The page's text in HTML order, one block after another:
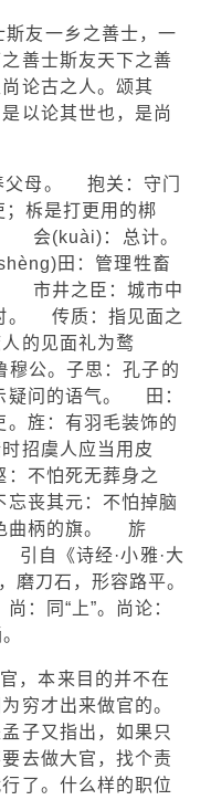
斯友一乡之善士，一
善士斯友天下之善
论古之人。颂其
以论其世也，是尚
父母。 抱关：守门
柝是打更用的梆
会(kuài)：总计。
田：管理牲畜
市井之臣：城市中
。 传质：指见面之
的见面礼为鹜
公。子思：孔子的
疑问的语气。 田：
旌：有羽毛装饰的
招虞人应当用皮
不怕死无葬身之
丧其元：不怕掉脑
曲柄的旗。 旂
自《诗经·小雅·大
磨刀石，形容路平。
：同“上”。尚论：
，本来目的并不在
穷才出来做官的。
子又指出，如果只
去做大官，找个责
了。什么样的职位